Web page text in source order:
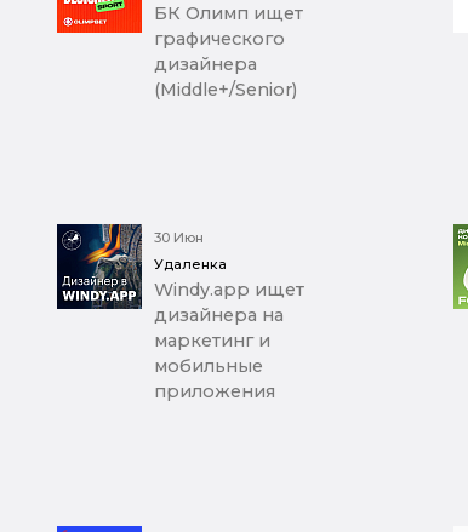
БК Олимп ищет
графического
дизайнера
(Middle+/Senior)
30 Июн
Удаленка
Windy.app ищет
дизайнера на
маркетинг и
мобильные
приложения